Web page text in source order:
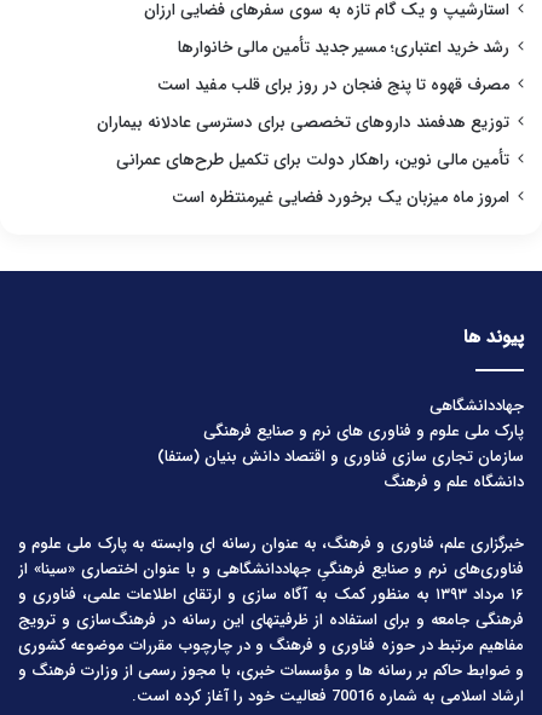
استارشیپ و یک گام تازه به سوی سفرهای فضایی ارزان
رشد خرید اعتباری؛ مسیر جدید تأمین مالی خانوارها
مصرف قهوه تا پنج فنجان در روز برای قلب مفید است
توزیع هدفمند داروهای تخصصی برای دسترسی عادلانه بیماران
تأمین مالی نوین، راهکار دولت برای تکمیل طرح‌های عمرانی
امروز ماه میزبان یک برخورد فضایی غیرمنتظره است
پیوند ها
جهاددانشگاهی
پارک ملی علوم و فناوری های نرم و صنایع فرهنگی
سازمان تجاری سازی فناوری و اقتصاد دانش بنیان (ستفا)
دانشگاه علم و فرهنگ
خبرگزاری علم، فناوری و فرهنگ، به عنوان رسانه ای وابسته به پارک ملی علوم و
فناوری‌های نرم و صنایع فرهنگیِ جهاددانشگاهی و با عنوان اختصاری «سینا» از
۱۶ مرداد ۱۳۹۳ به منظور کمک به آگاه سازی و ارتقای اطلاعات علمی، فناوری و
فرهنگی جامعه و برای استفاده از ظرفیتهای این رسانه در فرهنگ‌سازی و ترویج
مفاهیم مرتبط در حوزه فناوری و فرهنگ و در چارچوب مقررات موضوعه کشوری
و ضوابط حاکم بر رسانه ها و مؤسسات خبری، با مجوز رسمی از وزارت فرهنگ و
ارشاد اسلامی به شماره 70016 فعالیت خود را آغاز کرده است.